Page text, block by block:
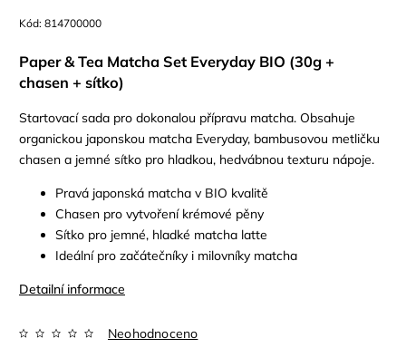
Kód: 814700000
Paper & Tea Matcha Set Everyday BIO (30g +
chasen + sítko)
Startovací sada pro dokonalou přípravu matcha. Obsahuje
organickou japonskou matcha Everyday, bambusovou metličku
chasen a jemné sítko pro hladkou, hedvábnou texturu nápoje.
Pravá japonská matcha v BIO kvalitě
Chasen pro vytvoření krémové pěny
Sítko pro jemné, hladké matcha latte
Ideální pro začátečníky i milovníky matcha
Detailní informace
Neohodnoceno